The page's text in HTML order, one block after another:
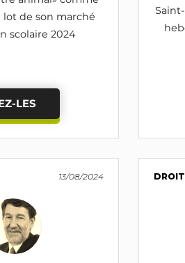
de son marché
scolaire 2024
LES
13/08/2024